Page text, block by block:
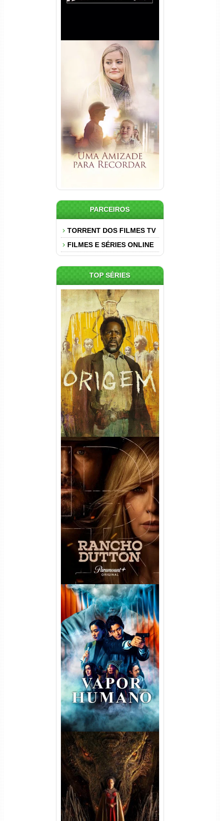
Uma Amizade para Recordar
Torrent (2025) WEB-DL 1080p
Dual Áudio
PARCEIROS
TORRENT DOS FILMES TV
FILMES E SÉRIES ONLINE
TOP SÉRIES
Origem 4ª Temporada Torrent
(2026) WEB-DL 1080p/4K
Dual Áudio
Rancho Dutton 1ª
Temporada Torrent (2026)
WEB-DL 1080p Dual Áudio
Vapor Humano 1ª Temporada
Torrent (2026) WEB-DL 1080p
Dual Áudio
A Casa do Dragão 1ª
Temporada Torrent (2022)
WEB-DL 720p/1080p Dual
Áudio